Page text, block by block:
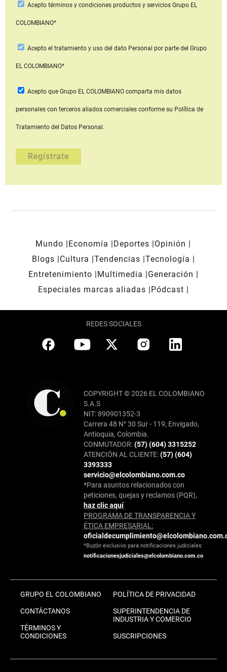
Aceptotérminos y condiciones productos y serviciosGrupo EL
COLOMBIANO*
Acepto el tratamiento y uso del dato Personal por parte del Grupo
EL COLOMBIANO*
Acepto que Grupo EL COLOMBIANOcomparta mis datos
personales con terceros aliados comerciales conforme su Política de
Tratamiento del Datos Personal.
Mundo Economía Deportes
Opinión
Blogs
Cultura Tendencias Tecnología
Entretenimiento
Multimedia
Generación
Especiales marcas aliadas
Pódcast
REDES SOCIALES
COPYRIGHT © 2026 EL COLOMBIANO
S.A.S
NIT: 890901352-3
Carrera 48 N° 30 Sur - 119, Envigado,
Antioquia, Colombia.
CONMUTADOR:(57) (604) 3315252
ATENCIÓN AL CLIENTE:(57) (604)
3393333
servicio@elcolombiano.com.co
*Para asuntos relacionados con
peticiones, quejas y reclamos (PQR),
haz clic aquí
PROGRAMA DE TRANSPARENCIA Y
ÉTICA EMPRESARIAL:
*Buzón exclusivo para notificaciones judiciales:
notificacionesjudiciales@elcolombiano.com.co
GRUPO EL COLOMBIANO
CONTÁCTANOS
TÉRMINOS Y
CONDICIONES
POLÍTICA DE PRIVACIDAD
SUPERINTENDENCIA DE
INDUSTRIA Y COMERCIO
SUSCRIPCIONES